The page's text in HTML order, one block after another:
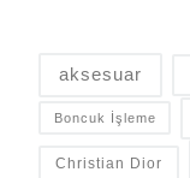
aksesuar
Boncuk İşleme
Christian Dior